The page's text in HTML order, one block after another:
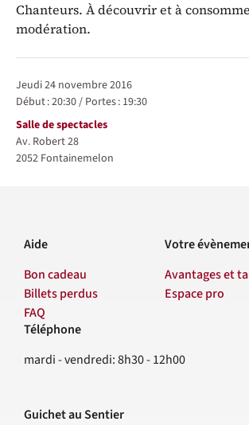
Chanteurs. À découvrir et à
modération.
jeudi 24 novembre 2016
Début :20:30/ Portes : 19:30
Lieu
Salle de spectacles
Av. Robert 28
2052 Fontainemelon
Aide
Bon cadeau
Billets perdus
FAQ
Votre
Avantages et
Espace pro
Contact
Téléphone
mardi - vendredi: 8h30 - 12h00
Guichet au Sentier